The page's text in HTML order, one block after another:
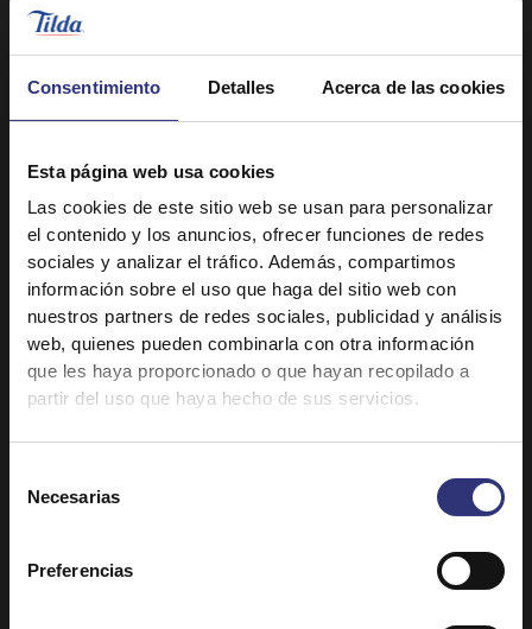
Consentimiento Detalles Acerca de las cookies
Esta página web usa cookies
Las cookies de este sitio web se usan para personalizar
el contenido y los anuncios, ofrecer funciones de redes
sociales y analizar el tráfico. Además, compartimos
información sobre el uso que haga del sitio web con
nuestros partners de redes sociales, publicidad y análisis
web, quienes pueden combinarla con otra información
que les haya proporcionado o que hayan recopilado a
partir del uso que haya hecho de sus servicios.
Necesarias
Preferencias
arroz basmati Tilda
31 - 60 minutos
Intermedio
de coco
Tilda Thai
con Tilda Thai
31 - 60 minutos
Tilda Thai
Basil Beef con Tilda
Thai (Salteado de
carne con albahaca
con Tilda Thai)
31 - 60 minutos
Kashmiri Pulao con